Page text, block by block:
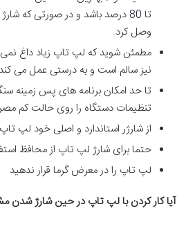
تا 80 درصد باشد و در صورتی که
وصل کرد.
مطمئن شوید که لپ تاپ زیاد داغ
نیز سالم است و به درستی عمل می
تا حد امکان برنامه های پس زمینه
تنظیمات دستگاه را روی حالت کم
از شارژر استاندارد و اصلی خود لپ
حتما برای شارژ لپ تاپ از محافظ
لپ تاپ را در معرض گرما قرار ندهید
آیا کار کردن با لپ تاپ در حین شارژ